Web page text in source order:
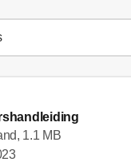
1.1 MB